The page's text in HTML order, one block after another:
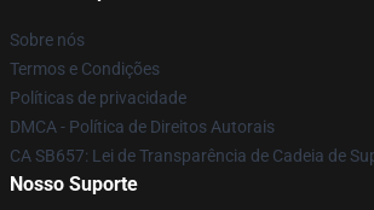
Sobre nós
Termos e Condições
Políticas de privacidade
DMCA - Política de Direitos Autorais
CA SB657: Lei de Transparência de Cadeia de
Nosso Suporte